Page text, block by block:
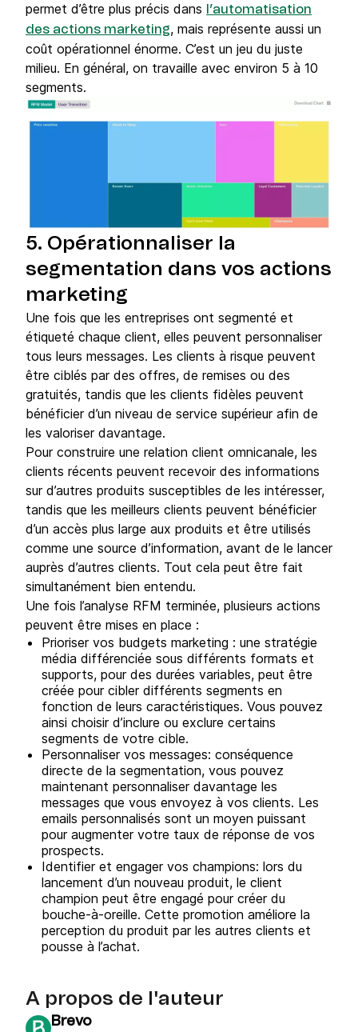
permet d’être plus précis dans
l’automatisation
des actions marketing, mais représente aussi un
coût opérationnel énorme. C’est un jeu du juste
milieu. En général, on travaille avec environ 5 à 10
segments.
5. Opérationnaliser la
segmentation dans vos actions
marketing
Une fois que les entreprises ont segmenté et
étiqueté chaque client, elles peuvent personnaliser
tous leurs messages. Les clients à risque peuvent
être ciblés par des offres, de remises ou des
gratuités, tandis que les clients fidèles peuvent
bénéficier d’un niveau de service supérieur afin de
les valoriser davantage.
Pour construire une relation client omnicanale, les
clients récents peuvent recevoir des informations
sur d’autres produits susceptibles de les intéresser,
tandis que les meilleurs clients peuvent bénéficier
d’un accès plus large aux produits et être utilisés
comme une source d’information, avant de le lancer
auprès d’autres clients. Tout cela peut être fait
simultanément bien entendu.
Une fois l’analyse RFM terminée, plusieurs actions
peuvent être mises en place :
Prioriser vos budgets marketing : une stratégie
média différenciée sous différents formats et
supports, pour des durées variables, peut être
créée pour cibler différents segments en
fonction de leurs caractéristiques. Vous pouvez
ainsi choisir d’inclure ou exclure certains
segments de votre cible.
Personnaliser vos messages: conséquence
directe de la segmentation, vous pouvez
maintenant personnaliser davantage les
messages que vous envoyez à vos clients. Les
emails personnalisés sont un moyen puissant
pour augmenter votre taux de réponse de vos
prospects.
Identifier et engager vos champions: lors du
lancement d’un nouveau produit, le client
champion peut être engagé pour créer du
bouche-à-oreille. Cette promotion améliore la
perception du produit par les autres clients et
pousse à l’achat.
A propos de l'auteur
Brevo